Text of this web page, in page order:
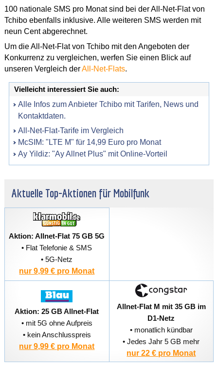
100 nationale SMS pro Monat sind bei der All-Net-Flat von
Tchibo ebenfalls inklusive. Alle weiteren SMS werden mit
neun Cent abgerechnet.
Um die All-Net-Flat von Tchibo mit den Angeboten der
Konkurrenz zu vergleichen, werfen Sie einen Blick auf
unseren Vergleich derAll-Net-Flats.
Vielleicht interessiert Sie auch:
Alle Infos zum Anbieter Tchibo mit Tarifen, News und
Kontaktdaten.
All-Net-Flat-Tarife im Vergleich
McSIM: "LTE M" für 14,99 Euro pro Monat
Ay Yildiz: "Ay Allnet Plus" mit Online-Vorteil
Aktuelle Top-Aktionen für Mobilfunk
Aktion: Allnet-Flat 75 GB 5G
• Flat Telefonie & SMS
• 5G-Netz
nur 9,99 € pro Monat
Aktion: 25 GB Allnet-Flat
• mit 5G ohne Aufpreis
• kein Anschlusspreis
nur 9,99 € pro Monat
Allnet-Flat M mit 35 GB im
D1-Netz
• monatlich kündbar
• Jedes Jahr 5 GB mehr
nur 22 € pro Monat